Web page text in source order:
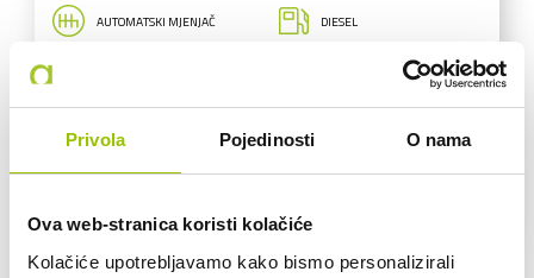
Privola Pojedinosti O nama
Ova web-stranica koristi kolačiće
Kolačiće upotrebljavamo kako bismo personalizirali
AUTOMATSKI MJENJAČ DIESEL
VEĆ OD:474,39 € /mj